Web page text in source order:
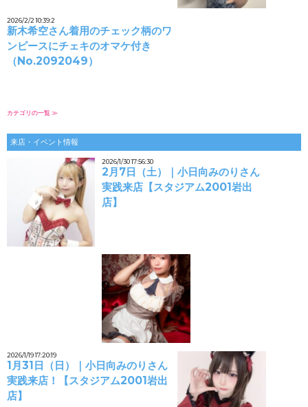
2026/2/2 10:39:2
新木希空さん着用のチェック柄のワ
ンピースにチェキのオマケ付き
（No.2092049）
カテゴリの一覧 ≫
来店・イベント情報
2026/1/30 17:56:30
2月7日（土）｜小日向みのりさん
実践来店【スタジアム2001岩出
店】
2026/1/19 17:20:19
1月31日（日）｜小日向みのりさん
実践来店！【スタジアム2001岩出
店】